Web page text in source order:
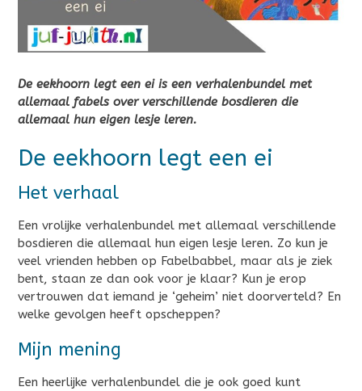
De eekhoorn legt een ei is een verhalenbundel met
allemaal fabels over verschillende bosdieren die
allemaal hun eigen lesje leren.
De eekhoorn legt een ei
Het verhaal
Een vrolijke verhalenbundel met allemaal verschillende
bosdieren die allemaal hun eigen lesje leren. Zo kun je
veel vrienden hebben op Fabelbabbel, maar als je ziek
bent, staan ze dan ook voor je klaar? Kun je erop
vertrouwen dat iemand je ‘geheim’ niet doorverteld? En
welke gevolgen heeft opscheppen?
Mijn mening
Een heerlijke verhalenbundel die je ook goed kunt